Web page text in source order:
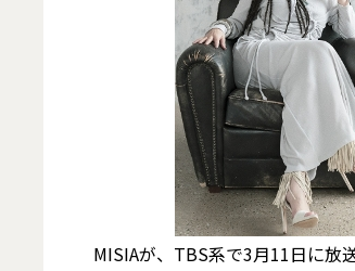
MISIAが、TBS系で3月11日に放